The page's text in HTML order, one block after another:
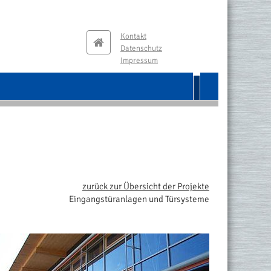
HomeKontakt
Datenschutz
Impressum
zurück zur Übersicht der Projekte
Eingangstüranlagen und Türsysteme